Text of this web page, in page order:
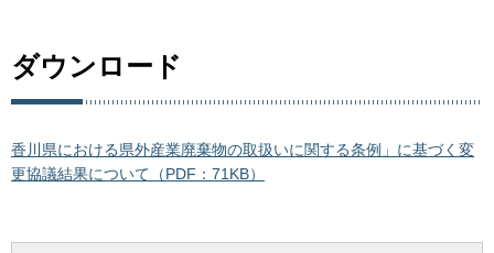
ダウンロード
香川県における県外産業廃棄物の取扱いに関する条例」に基づく変
更協議結果について（PDF：71KB）